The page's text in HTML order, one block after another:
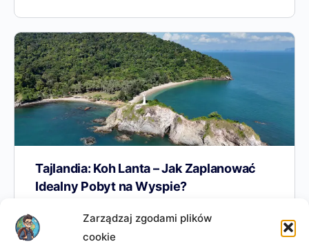
Zarządzaj zgodami plików
cookie
Tajlandia: Koh Lanta – Jak Zaplanować
Idealny Pobyt na Wyspie?
Ko Lanta, pisana również jako Koh Lanta, to
klimatyczna wyspa położona tuż przy wybrzeżu Krabi